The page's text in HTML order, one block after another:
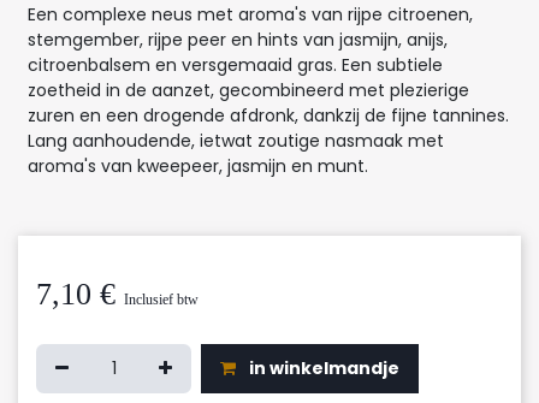
Een complexe neus met aroma's van rijpe citroenen,
stemgember, rijpe peer en hints van jasmijn, anijs,
citroenbalsem en versgemaaid gras. Een subtiele
zoetheid in de aanzet, gecombineerd met plezierige
zuren en een drogende afdronk, dankzij de fijne tannines.
Lang aanhoudende, ietwat zoutige nasmaak met
aroma's van kweepeer, jasmijn en munt.
7,10 € Inclusief btw
in winkelmandje